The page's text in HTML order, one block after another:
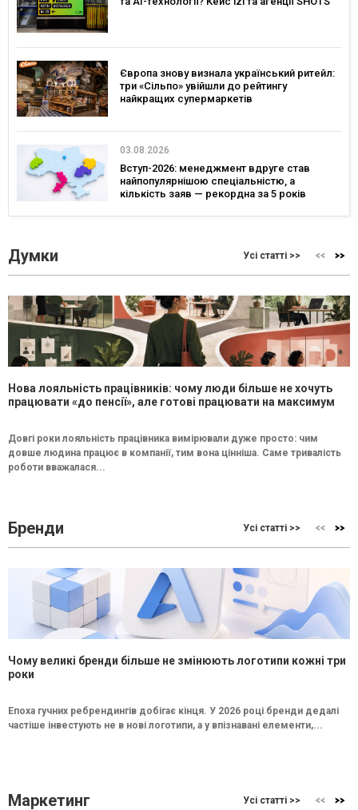
Європа знову визнала український ритейл:
три «Сільпо» увійшли до рейтингу
найкращих супермаркетів
03.08.2026
Вступ-2026: менеджмент вдруге став
найпопулярнішою спеціальністю, а
кількість заяв — рекордна за 5 років
Думки Усі статті >>
Нова лояльність працівників: чому люди більше не хочуть
працювати «до пенсії», але готові працювати на максимум
Довгі роки лояльність працівника вимірювали дуже просто: чим
довше людина працює в компанії, тим вона цінніша. Саме тривалість
роботи вважалася...
Бренди Усі статті >>
Чому великі бренди більше не змінюють логотипи кожні три
роки
Епоха гучних ребрендингів добігає кінця. У 2026 році бренди дедалі
частіше інвестують не в нові логотипи, а у впізнавані елементи,...
Маркетинг Усі статті >>